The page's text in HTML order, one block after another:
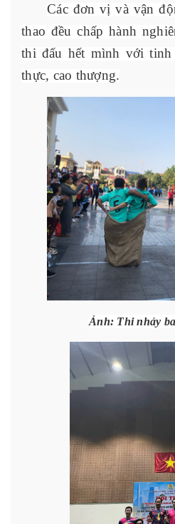
Các đơn vị và vận
thao đều chấp hành
thi đấu hết mình với tinh
thực, cao thượng.
Ảnh: Thi nhảy